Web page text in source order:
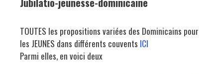
TOUTES les propositions variées des Dominicains pour
les JEUNES dans différents couvents ICI
Parmi elles, en voici deux